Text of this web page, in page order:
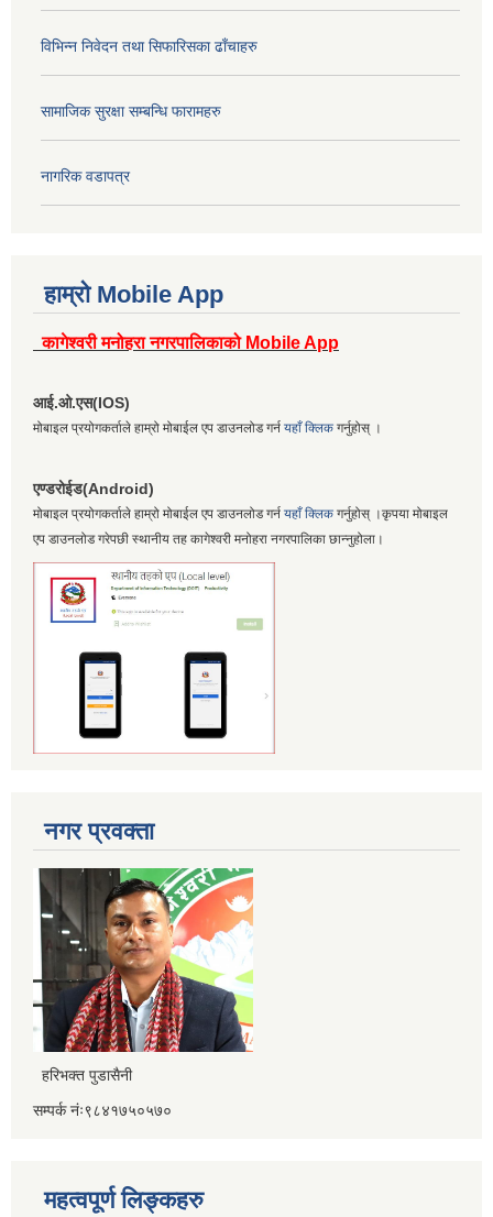
विभिन्न निवेदन तथा सिफारिसका ढाँचाहरु
सामाजिक सुरक्षा सम्बन्धि फारामहरु
नागरिक वडापत्र
हाम्रो Mobile App
कागेश्वरी मनोहरा नगरपालिकाको Mobile App
आई.ओ.एस(IOS)
मोबाइल प्रयोगकर्ताले हाम्रो मोबाईल एप डाउनलोड गर्न यहाँ क्लिक गर्नुहोस् ।
एण्डरोईड(Android)
मोबाइल प्रयोगकर्ताले हाम्रो मोबाईल एप डाउनलोड गर्न यहाँ क्लिक गर्नुहोस् ।कृपया मोबाइल
एप डाउनलोड गरेपछी स्थानीय तह कागेश्वरी मनोहरा नगरपालिका छान्नुहोला।
नगर प्रवक्ता
हरिभक्त पुडासैनी
सम्पर्क नंः९८४१७५०५७०
महत्वपूर्ण लिङ्कहरु